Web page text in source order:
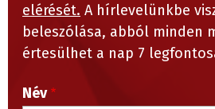
elérését. A hírlevelünkbe
beleszólása, abból minden
értesülhet a nap 7
Név